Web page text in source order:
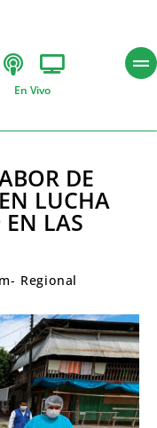
En Vivo
DE
LUCHA
LAS
- Regional